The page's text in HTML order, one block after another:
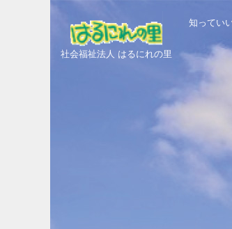
知ってい
社会福祉法人 はるにれの里